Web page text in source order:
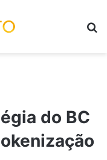
do BC